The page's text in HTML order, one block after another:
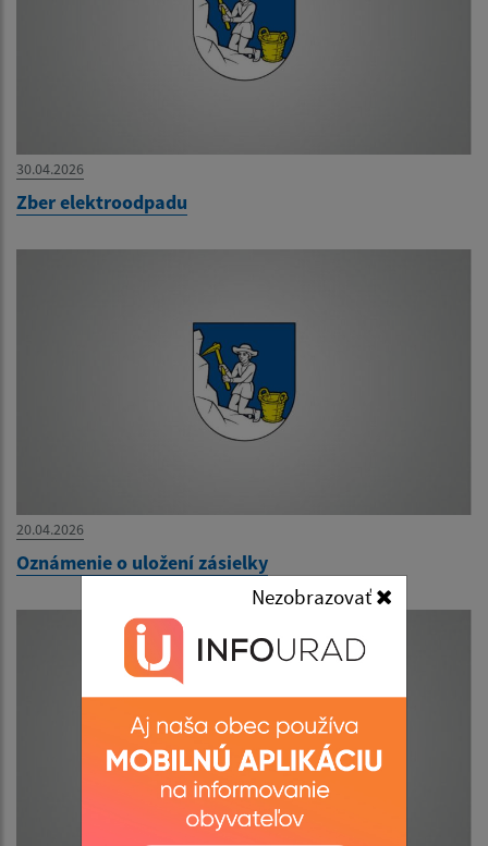
Nezobrazovať
30.04.2026
Zber elektroodpadu
20.04.2026
Oznámenie o uložení zásielky